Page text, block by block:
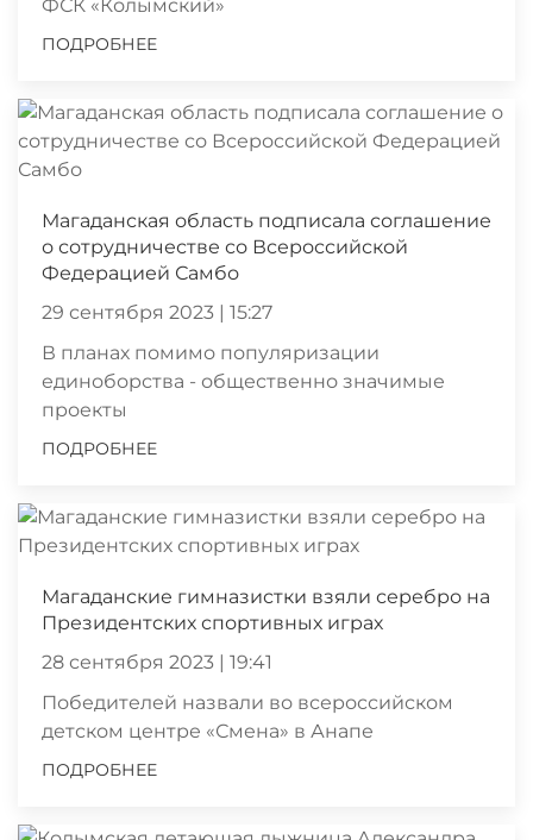
ФСК «Колымский»
ПОДРОБНЕЕ
Магаданская область подписала соглашение
о сотрудничестве со Всероссийской
Федерацией Самбо
29 сентября 2023 | 15:27
В планах помимо популяризации
единоборства - общественно значимые
проекты
ПОДРОБНЕЕ
Магаданские гимназистки взяли серебро на
Президентских спортивных играх
28 сентября 2023 | 19:41
Победителей назвали во всероссийском
детском центре «Смена» в Анапе
ПОДРОБНЕЕ